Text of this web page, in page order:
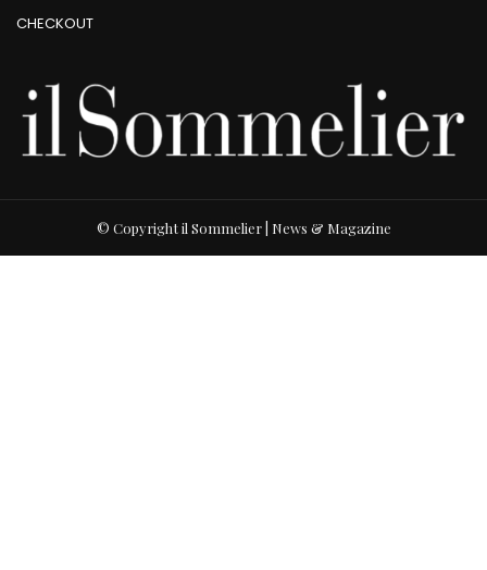
CHECKOUT
© Copyright il Sommelier | News & Magazine